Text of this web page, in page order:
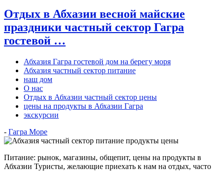
Отдых в Абхазии весной майские
праздники частный сектор Гагра
гостевой …
Абхазия Гагра гостевой дом на берегу моря
Абхазия частный сектор питание
наш дом
О нас
Отдых в Абхазии частный сектор цены
цены на продукты в Абхазии Гагра
экскурсии
- Гагра Море
Питание: рынок, магазины, общепит, цены на продукты в
Абхазии Туристы, желающие приехать к нам на отдых, часто